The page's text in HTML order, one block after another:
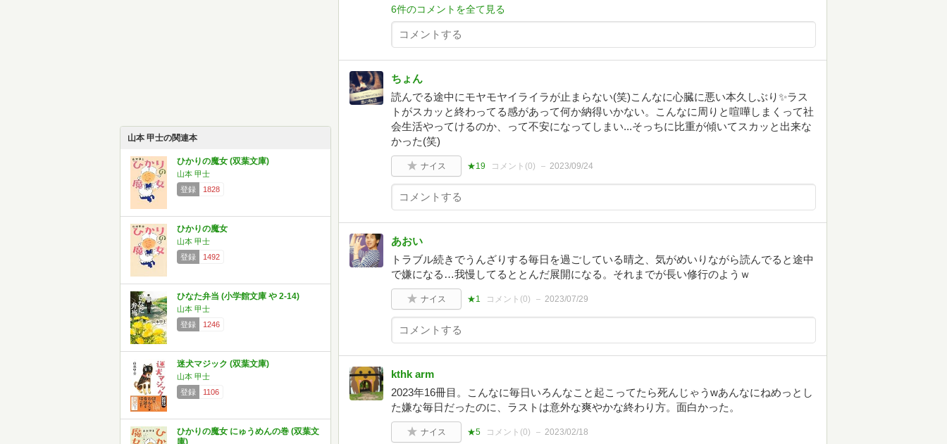
山本 甲士の関連本
ひかりの魔女 (双葉文庫)
山本 甲士
登録
1828
ひかりの魔女
山本 甲士
登録
1492
ひなた弁当 (小学館文庫 や 2-14)
山本 甲士
登録
1246
迷犬マジック (双葉文庫)
山本 甲士
登録
1106
ひかりの魔女 にゅうめんの巻 (双葉文
庫)
6件のコメントを全て見る
ちょん
読んでる途中にモヤモヤイライラが止まらない(笑)こんなに心臓に悪い本久しぶり✨ラス
トがスカッと終わってる感があって何か納得いかない。こんなに周りと喧嘩しまくって社
会生活やってけるのか、って不安になってしまい...そっちに比重が傾いてスカッと出来な
かった(笑)
ナイス ★19 コメント(0) 2023/09/24
あおい
トラブル続きでうんざりする毎日を過ごしている晴之、気がめいりながら読んでると途中
で嫌になる…我慢してるととんだ展開になる。それまでが長い修行のようｗ
ナイス ★1 コメント(0) 2023/07/29
kthk arm
2023年16冊目。こんなに毎日いろんなこと起こってたら死んじゃうwあんなにねめっとし
た嫌な毎日だったのに、ラストは意外な爽やかな終わり方。面白かった。
ナイス ★5 コメント(0) 2023/02/18